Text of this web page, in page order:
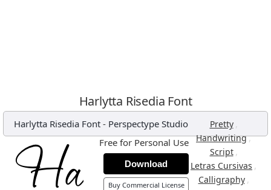
Harlytta Risedia Font
Harlytta Risedia Font- Perspectype Studio Pretty ,
Handwriting,
Script ,
Letras Cursivas ,
Calligraphy ,
Free for Personal Use
Download
Buy Commercial License